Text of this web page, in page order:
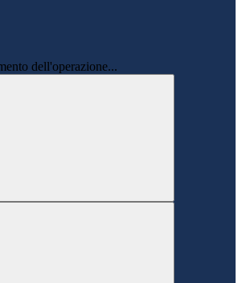
dell'operazione...